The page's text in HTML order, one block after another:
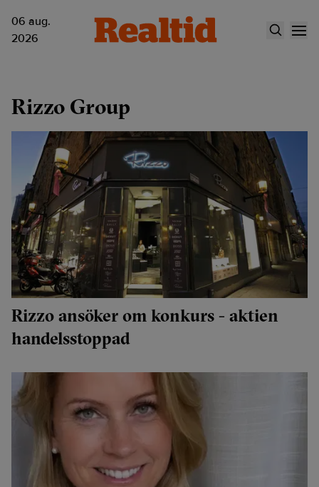
06 aug.
2026
Rizzo Group
Rizzo ansöker om konkurs - aktien
handelsstoppad